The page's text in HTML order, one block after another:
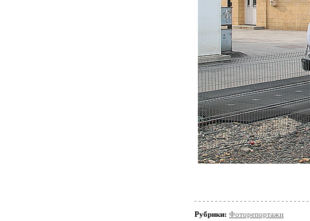
Рубрики: Фоторепортажи